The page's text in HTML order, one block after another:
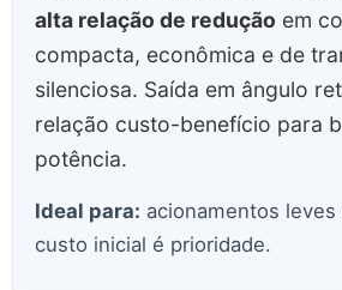
alta relação de redução em
compacta, econômica e de
silenciosa. Saída em ângulo
relação custo-benefício para
potência.
Ideal para: acionamentos
custo inicial é prioridade.